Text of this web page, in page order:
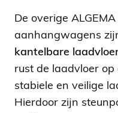
De overige
aanhangwagens
kantelbare
rust de laadvloer
stabiele en veilige
Hierdoor zijn